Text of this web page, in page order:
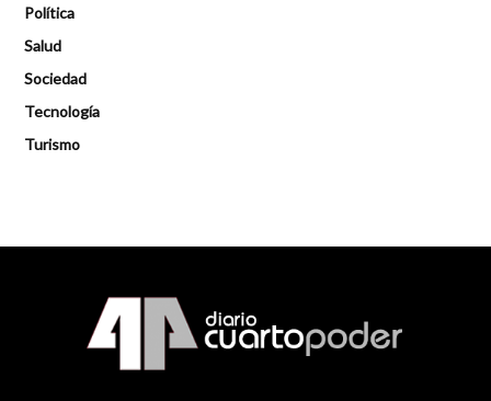
Política
Salud
Sociedad
Tecnología
Turismo